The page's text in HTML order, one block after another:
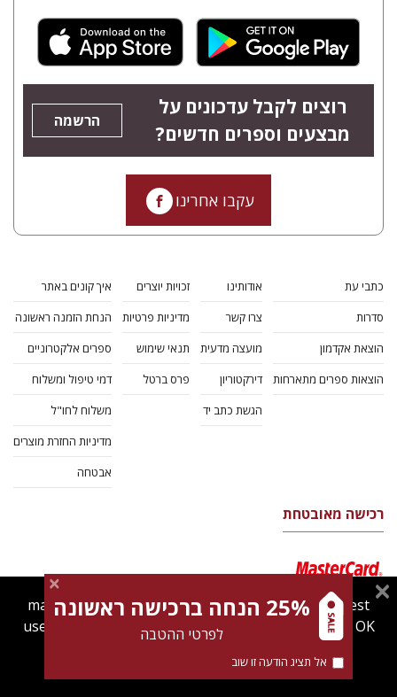
רוצים לקבל עדכונים על
מבצעים וספרים חדשים?
הרשמה
עקבו אחרינו
כתבי עת
סדרות
הוצאת אקדמון
הוצאות ספרים מתארחות
אודותינו
צרו קשר
מועצה מדעית
דירקטוריון
הגשת כתב יד
זכויות יוצרים
מדיניות פרטיות
תנאי שימוש
פרס ברטל
איך קונים באתר
הנחת הזמנה ראשונה
ספרים אלקטרוניים
דמי טיפול ומשלוח
משלוח לחו"ל
מדיניות החזרת מוצרים
אבטחה
רכישה מאובטחת
magnespress.co.il uses cookies to give you the best
user experience. Using this website means you're OK
Find out more about ourcookies policy
25% הנחה ברכישה ראשונה
לפרטי ההטבה
אל תציג הודעה זו שוב